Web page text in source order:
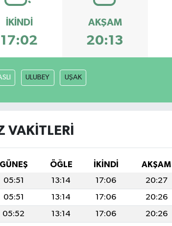
İKINDI
17:02
AKŞAM
20:13
ULUBEY UŞAK
VAKITLERI
GÜNEŞ ÖĞLE İKINDI AKŞAM
05:51 13:14 17:06 20:27
05:51 13:14 17:06 20:26
05:52 13:14 17:06 20:26